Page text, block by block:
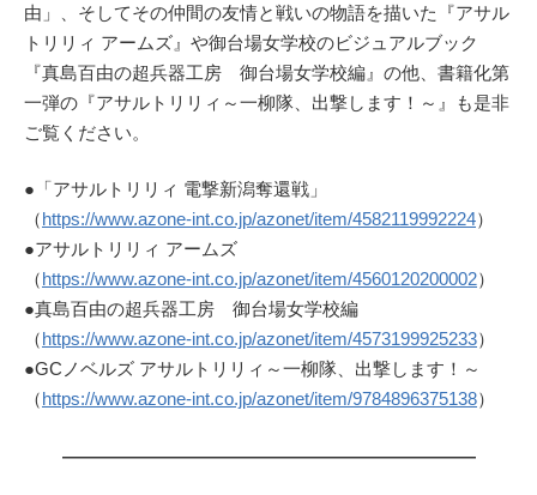
由」、そしてその仲間の友情と戦いの物語を描いた『アサル
トリリィ アームズ』や御台場女学校のビジュアルブック
『真島百由の超兵器工房 御台場女学校編』の他、書籍化第
一弾の『アサルトリリィ～一柳隊、出撃します！～』も是非
ご覧ください。
●「アサルトリリィ 電撃新潟奪還戦」
（https://www.azone-int.co.jp/azonet/item/4582119992224）
●アサルトリリィ アームズ
（https://www.azone-int.co.jp/azonet/item/4560120200002）
●真島百由の超兵器工房 御台場女学校編
（https://www.azone-int.co.jp/azonet/item/4573199925233）
●GCノベルズ アサルトリリィ～一柳隊、出撃します！～
（https://www.azone-int.co.jp/azonet/item/9784896375138）
———————————————————————